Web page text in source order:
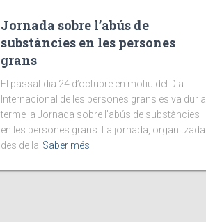
Jornada sobre l’abús de
substàncies en les persones
grans
El passat dia 24 d’octubre en motiu del Dia
Internacional de les persones grans es va dur a
terme la Jornada sobre l’abús de substàncies
en les persones grans. La jornada, organitzada
des de la Saber més